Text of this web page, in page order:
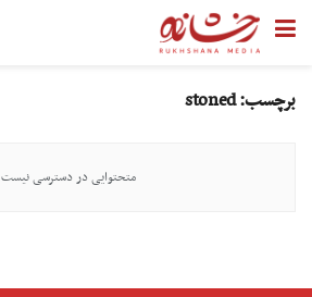
برچسب:stoned
متحتوایی در دسترسی نیست